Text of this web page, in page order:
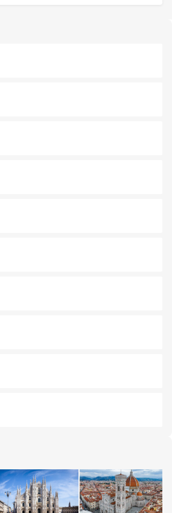
ズは地元の風情を楽しめる外せないスポット